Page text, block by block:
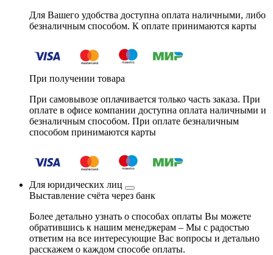
Для Вашего удобства доступна оплата наличными, либо
безналичным способом. К оплате принимаются карты
При получении товара
При самовывозе оплачивается только часть заказа. При
оплате в офисе компании доступна оплата наличными и
безналичным способом. При оплате безналичным
способом принимаются карты
Для юридических лиц
Выставление счёта через банк
Более детально узнать о способах оплаты Вы можете
обратившись к нашим менеджерам – Мы с радостью
ответим на все интересующие Вас вопросы и детально
расскажем о каждом способе оплаты.